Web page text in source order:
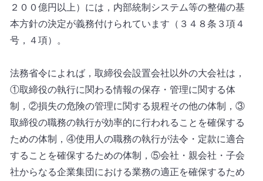
２００億円以上）には，内部統制システム等の整備の基
本方針の決定が義務付けられています（３４８条３項４
号，４項）。
法務省令によれば，取締役会設置会社以外の大会社は，
①取締役の執行に関わる情報の保存・管理に関する体
制，②損失の危険の管理に関する規程その他の体制，③
取締役の職務の執行が効率的に行われることを確保する
ための体制，④使用人の職務の執行が法令・定款に適合
することを確保するための体制，⑤会社・親会社・子会
社からなる企業集団における業務の適正を確保するため